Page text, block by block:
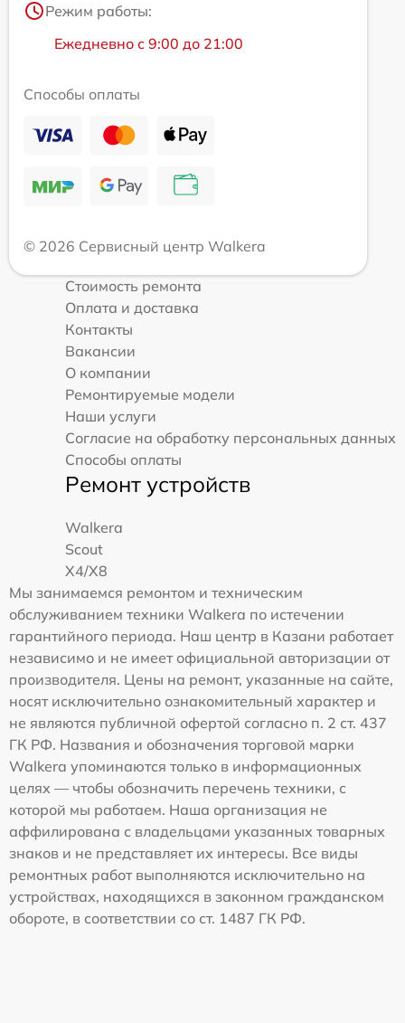
Режим работы:
Ежедневно с 9:00 до 21:00
Способы оплаты
© 2026 Сервисный центр Walkera
Стоимость ремонта
Оплата и доставка
Контакты
Вакансии
О компании
Ремонтируемые модели
Наши услуги
Согласие на обработку персональных данных
Способы оплаты
Ремонт устройств
Walkera
Scout
X4/X8
Мы занимаемся ремонтом и техническим
обслуживанием техники Walkera по истечении
гарантийного периода. Наш центр в Казани работает
независимо и не имеет официальной авторизации от
производителя. Цены на ремонт, указанные на сайте,
носят исключительно ознакомительный характер и
не являются публичной офертой согласно п. 2 ст. 437
ГК РФ. Названия и обозначения торговой марки
Walkera упоминаются только в информационных
целях — чтобы обозначить перечень техники, с
которой мы работаем. Наша организация не
аффилирована с владельцами указанных товарных
знаков и не представляет их интересы. Все виды
ремонтных работ выполняются исключительно на
устройствах, находящихся в законном гражданском
обороте, в соответствии со ст. 1487 ГК РФ.